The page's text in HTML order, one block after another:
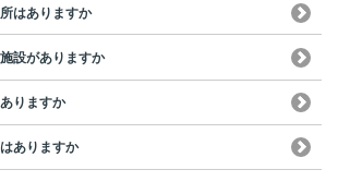
はありますか
設がありますか
りますか
ありますか